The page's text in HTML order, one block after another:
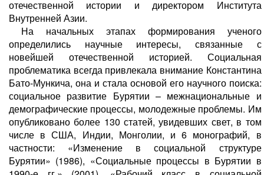
отечественной истории и директором Института
Внутренней Азии.
На начальных этапах формирования ученого
определились научные интересы, связанные с
новейшей отечественной историей. Социальная
проблематика всегда привлекала внимание Константина
Бато-Мункича, она и стала основой его научного поиска:
социальное развитие Бурятии – межнациональные и
демографические процессы, молодежные проблемы. Им
опубликовано более 130 статей, увидевших свет, в том
числе в США, Индии, Монголии, и 6 монографий, в
частности: «Изменение в социальной структуре
Бурятии» (1986), «Социальные процессы в Бурятии в